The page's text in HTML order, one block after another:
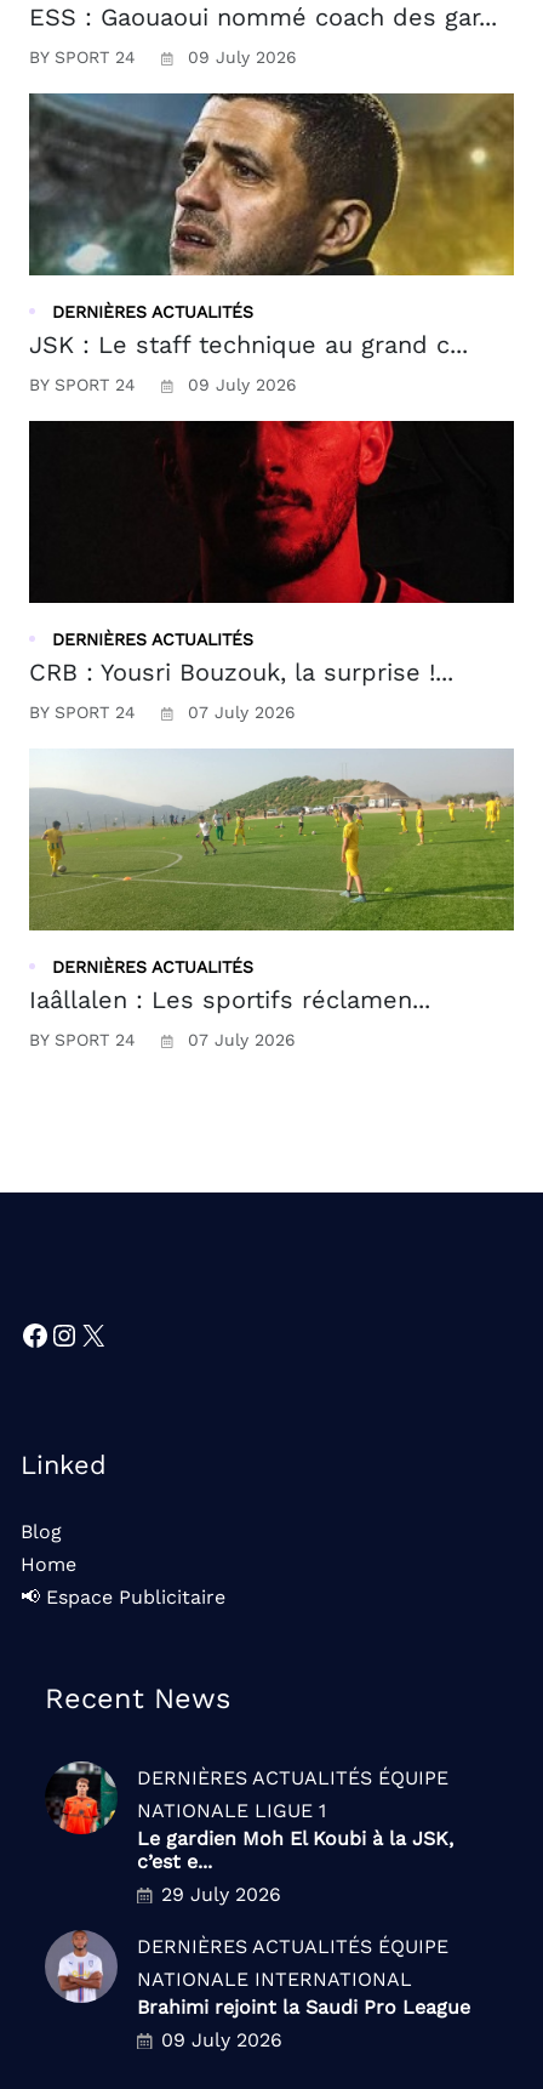
ESS : Gaouaoui nommé coach des gar...
BY SPORT 24 09 July 2026
DERNIÈRES ACTUALITÉS
JSK : Le staff technique au grand c...
BY SPORT 24 09 July 2026
DERNIÈRES ACTUALITÉS
CRB : Yousri Bouzouk, la surprise !...
BY SPORT 24 07 July 2026
DERNIÈRES ACTUALITÉS
Iaâllalen : Les sportifs réclamen...
BY SPORT 24 07 July 2026
Facebook
Instagram
X
Linked
Blog
Home
📢 Espace Publicitaire
Recent News
DERNIÈRES ACTUALITÉS ÉQUIPE
NATIONALE LIGUE 1
Le gardien Moh El Koubi à la JSK,
c’est e...
29 July 2026
DERNIÈRES ACTUALITÉS ÉQUIPE
NATIONALE INTERNATIONAL
Brahimi rejoint la Saudi Pro League
09 July 2026